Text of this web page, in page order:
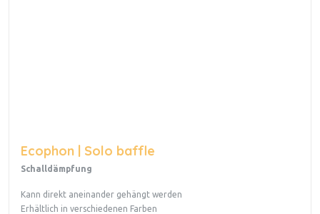
Ecophon | Solo baffle
Schalldämpfung
Kann direkt aneinander gehängt werden
Erhältlich in verschiedenen Farben